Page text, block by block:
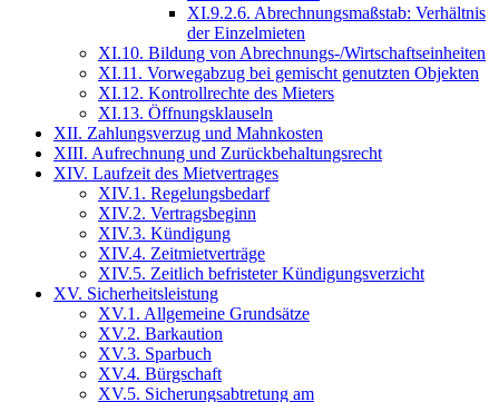
XI.9.2.6. Abrechnungsmaßstab: Verhältnis
der Einzelmieten
XI.10. Bildung von Abrechnungs-/Wirtschaftseinheiten
XI.11. Vorwegabzug bei gemischt genutzten Objekten
XI.12. Kontrollrechte des Mieters
XI.13. Öffnungsklauseln
XII. Zahlungsverzug und Mahnkosten
XIII. Aufrechnung und Zurückbehaltungsrecht
XIV. Laufzeit des Mietvertrages
XIV.1. Regelungsbedarf
XIV.2. Vertragsbeginn
XIV.3. Kündigung
XIV.4. Zeitmietverträge
XIV.5. Zeitlich befristeter Kündigungsverzicht
XV. Sicherheitsleistung
XV.1. Allgemeine Grundsätze
XV.2. Barkaution
XV.3. Sparbuch
XV.4. Bürgschaft
XV.5. Sicherungsabtretung am